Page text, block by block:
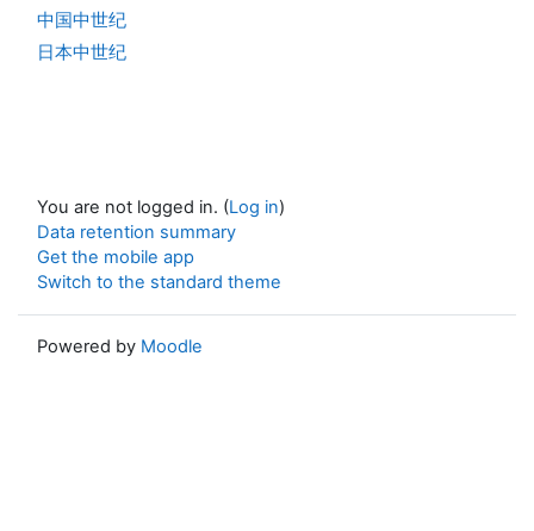
中国中世纪
日本中世纪
You are not logged in. (Log in)
Data retention summary
Get the mobile app
Switch to the standard theme
Powered by Moodle